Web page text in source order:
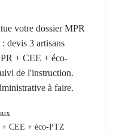
votre dossier MPR
devis 3 artisans
+ CEE + éco-
de l'instruction.
à faire.
+ CEE + éco-PTZ